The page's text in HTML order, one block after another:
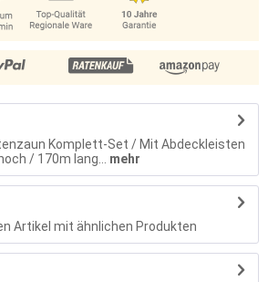
Komplett-Set / Mit Abdeckleisten
/ 170m lang...
mehr
Artikel mit ähnlichen Produkten